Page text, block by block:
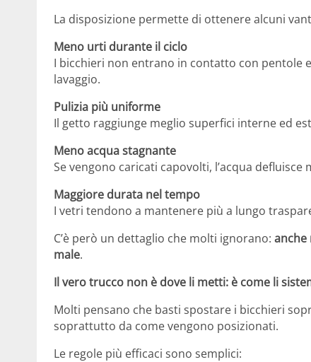
La disposizione permette di ottenere alcuni
Meno urti durante il ciclo
I bicchieri non entrano in contatto con pentole
lavaggio.
Pulizia più uniforme
Il getto raggiunge meglio superfici interne ed
Meno acqua stagnante
Se vengono caricati capovolti, l’acqua
Maggiore durata nel tempo
I vetri tendono a mantenere più a lungo
C’è però un dettaglio che molti ignorano: anche
male.
Il vero trucco non è dove li metti: è come li
Molti pensano che basti spostare i bicchieri
soprattutto da come vengono posizionati.
Le regole più efficaci sono semplici: